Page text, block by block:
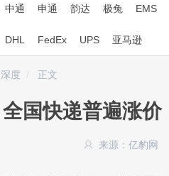
中通 申通 韵达 极兔 EMS
DHL FedEx UPS 亚马逊
深度 正文
全国快递普遍涨
来源：亿豹网